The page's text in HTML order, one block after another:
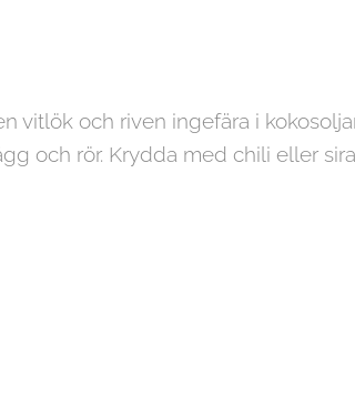
vitlök och riven ingefära i
och rör. Krydda med chili eller